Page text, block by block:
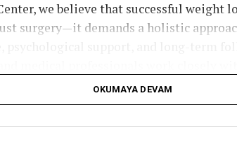
we believe that successful weight
surgery—it demands a holistic
plan, ensuring the best possible
of state-of-the-art treatments, each
OKUMAYA DEVAM